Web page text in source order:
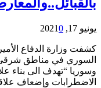
يونيو 17, 2021 0
كشفت وزارة الدفاع
السوري في مناطق شرقي
وسوريا “تهدف الى بناء
الاضطرابات وإضعاف